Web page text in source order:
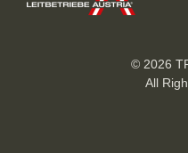
© 2026
All